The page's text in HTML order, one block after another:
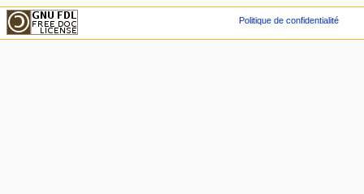
Politique de confidentialité